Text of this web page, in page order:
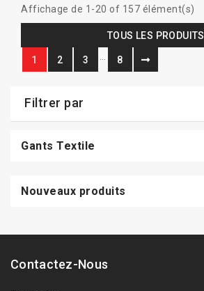
Affichage de 1-20 of 157 élément(s)
TOUS LES PRODUITS
1 2 3 8
Filtrer par
Gants Textile
Nouveaux produits
Contactez-Nous